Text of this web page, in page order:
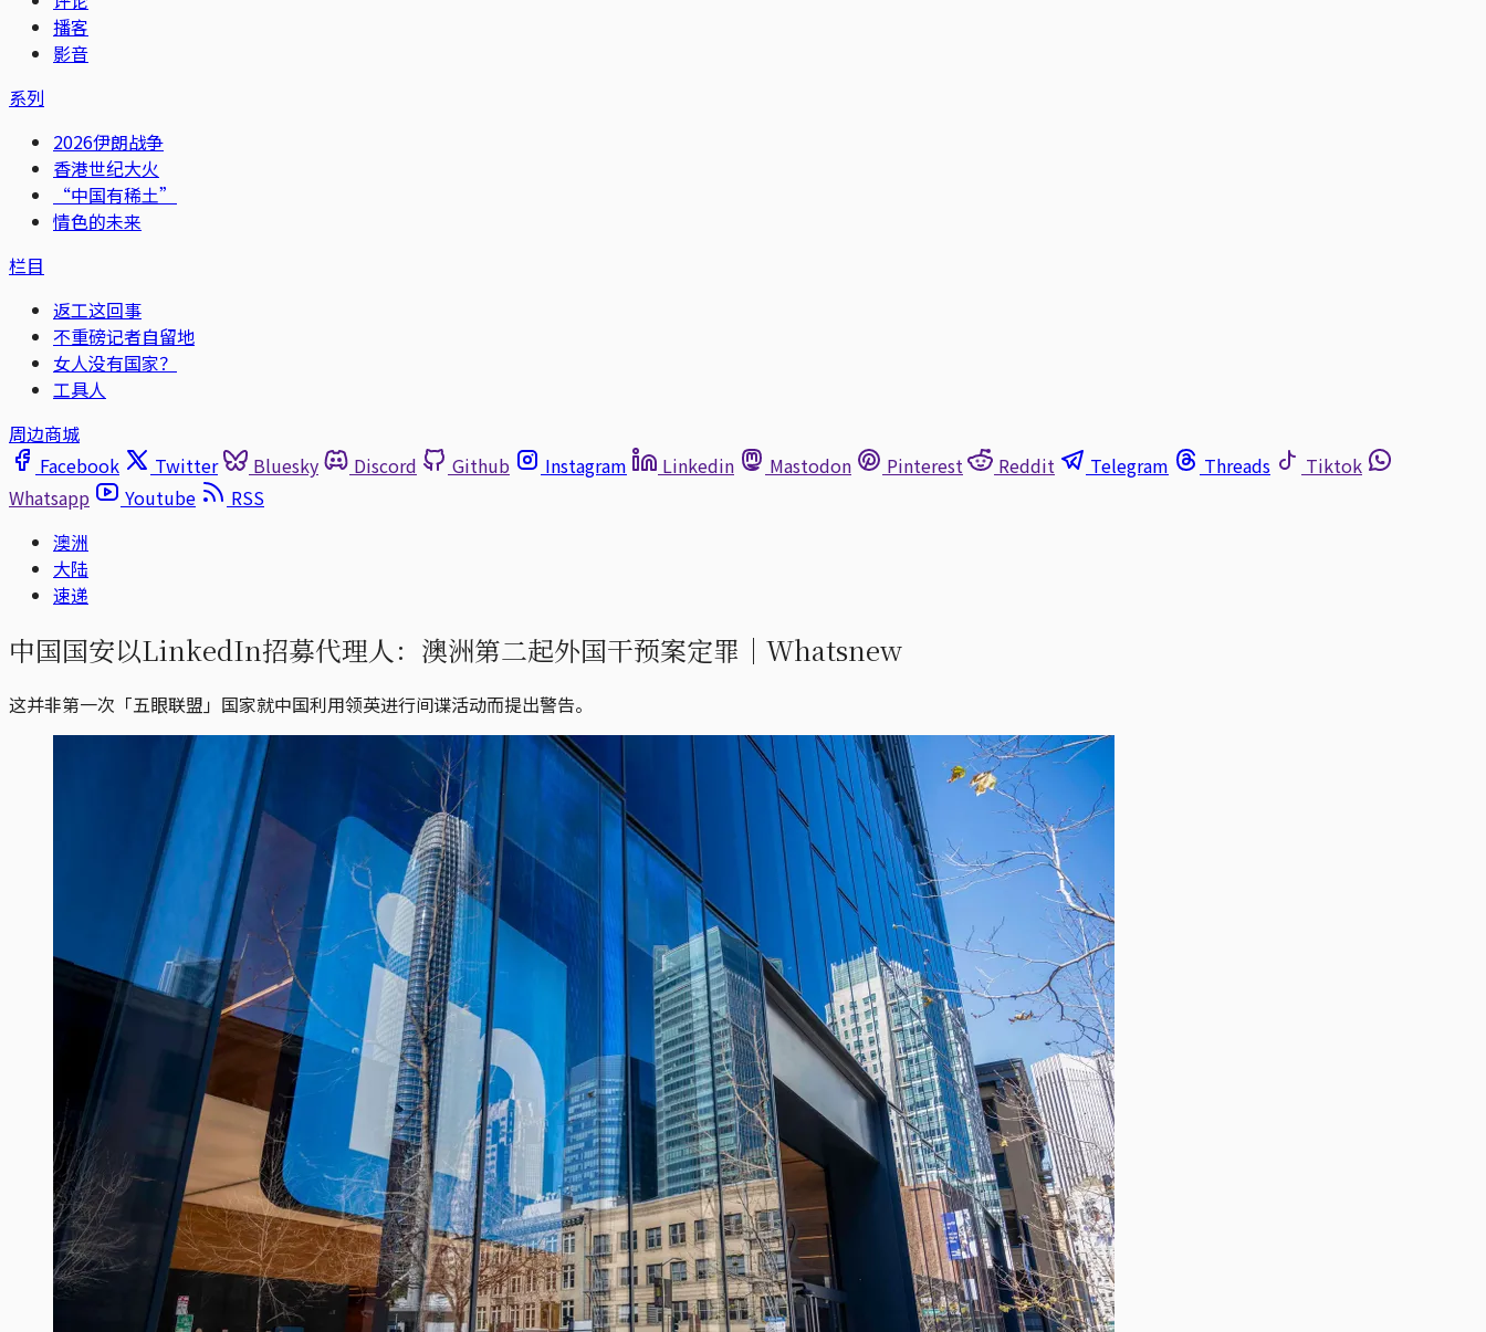
播客
影音
系列
2026伊朗战争
香港世纪大火
“中国有稀土”
情色的未来
栏目
返工这回事
不重磅记者自留地
女人没有国家？
工具人
周边商城
Facebook
Twitter Bluesky Discord Github Instagram Linkedin Mastodon Pinterest Reddit Telegram Threads
Tiktok
Whatsapp
Youtube
RSS
澳洲
大陆
速递
中国国安以LinkedIn招募代理人：澳洲第二起外国干预案定罪｜Whatsnew
这并非第一次「五眼联盟」国家就中国利用领英进行间谍活动而提出警告。